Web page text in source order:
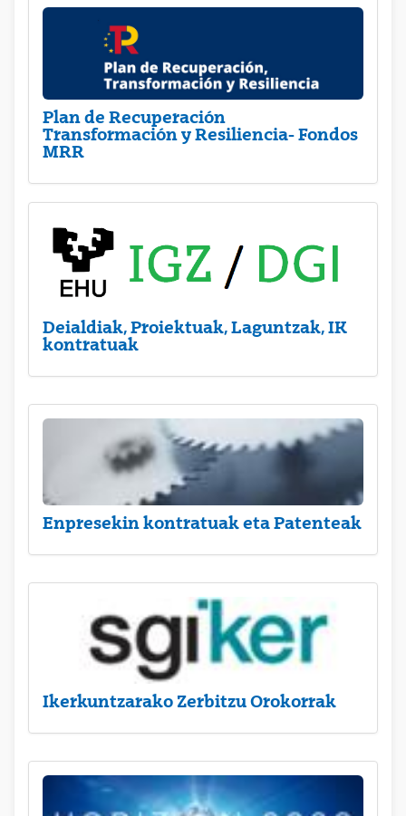
Plan de Recuperación
Transformación y Resiliencia- Fondos
MRR
Deialdiak, Proiektuak, Laguntzak, IK
kontratuak
Enpresekin kontratuak eta Patenteak
Ikerkuntzarako Zerbitzu Orokorrak